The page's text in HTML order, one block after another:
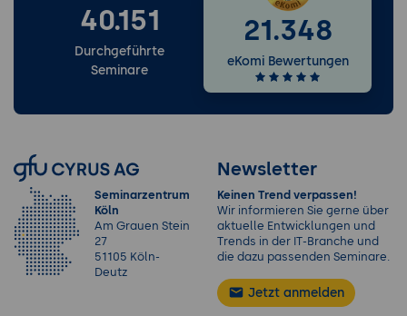
40.151
Durchgeführte
Seminare
21.348
eKomi Bewertungen
Seminarzentrum
Köln
Am Grauen Stein
27
51105 Köln-
Deutz
Newsletter
Keinen Trend verpassen!
Wir informieren Sie gerne über
aktuelle Entwicklungen und
Trends in der IT-Branche und
die dazu passenden Seminare.
Jetzt anmelden